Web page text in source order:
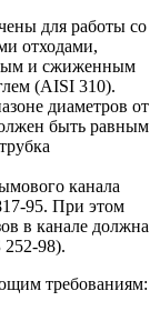
для работы со
отходами,
и сжиженным
(AISI 310).
диаметров от
быть равным
канала
95. При этом
в канале должна
252-98).
требованиям: